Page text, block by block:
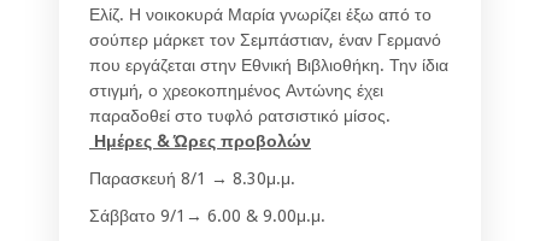
Ελίζ. Η νοικοκυρά Μαρία γνωρίζει έξω από το
σούπερ μάρκετ τον Σεμπάστιαν, έναν Γερμανό
που εργάζεται στην Εθνική Βιβλιοθήκη. Την ίδια
στιγμή, ο χρεοκοπημένος Αντώνης έχει
παραδοθεί στο τυφλό ρατσιστικό μίσος.
Ημέρες & Ώρες προβολών
Παρασκευή 8/1 → 8.30μ.μ.
Σάββατο 9/1→ 6.00 & 9.00μ.μ.